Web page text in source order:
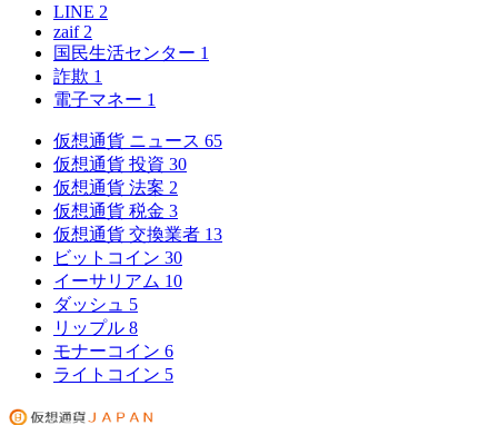
LINE 2
zaif 2
国民生活センター 1
詐欺 1
電子マネー 1
仮想通貨 ニュース 65
仮想通貨 投資 30
仮想通貨 法案 2
仮想通貨 税金 3
仮想通貨 交換業者 13
ビットコイン 30
イーサリアム 10
ダッシュ 5
リップル 8
モナーコイン 6
ライトコイン 5